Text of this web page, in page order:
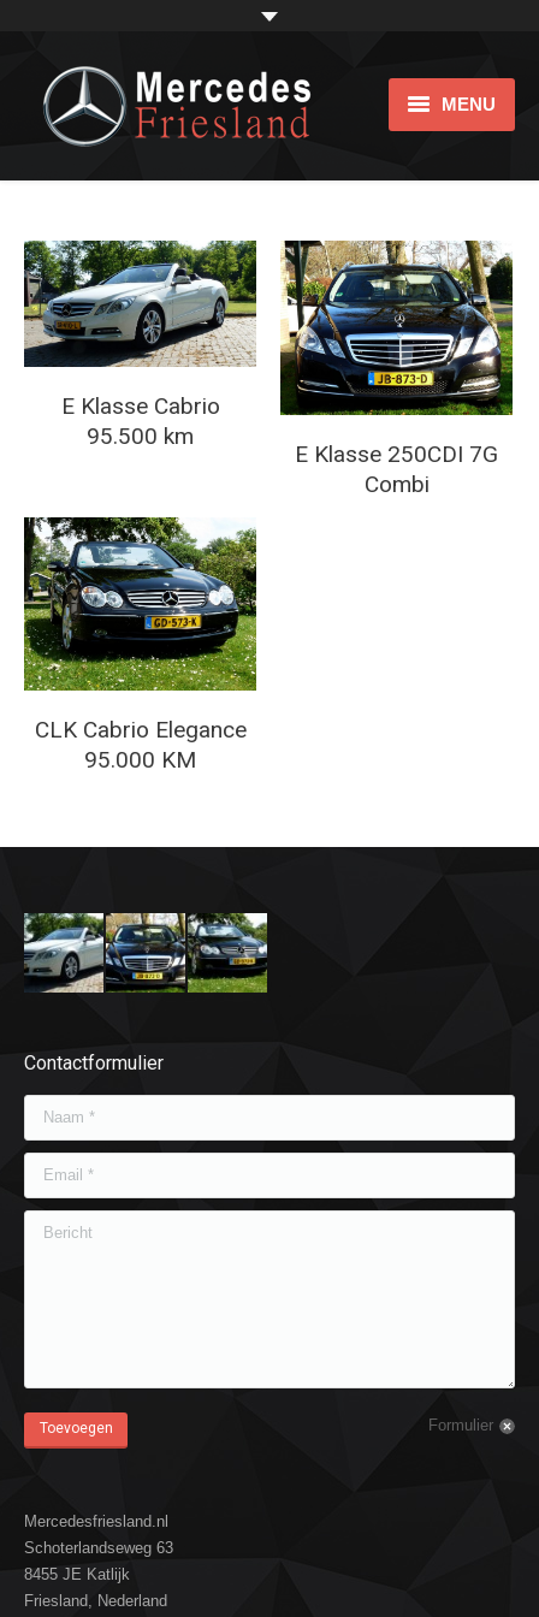
MENU
Impression
bijtellingsvriendelijk
E Klasse Cabrio
95.500 km
E Klasse 250CDI 7G
Combi
CLK Cabrio Elegance
95.000 KM
Contactformulier
Naam *
Email *
Bericht
Toevoegen Formulier
Mercedesfriesland.nl
Schoterlandseweg 63
8455 JE Katlijk
Friesland, Nederland